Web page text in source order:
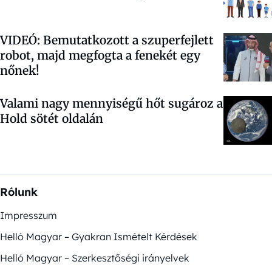
VIDEÓ: Bemutatkozott a szuperfejlett
robot, majd megfogta a fenekét egy
nőnek!
Valami nagy mennyiségű hőt sugároz a
Hold sötét oldalán
Rólunk
Impresszum
Helló Magyar – Gyakran Ismételt Kérdések
Helló Magyar – Szerkesztőségi irányelvek